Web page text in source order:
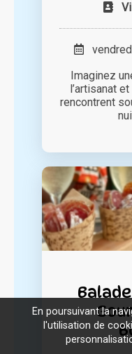
Imaginez
l’artisanat
rencontrent
En poursuivant la
l'utilisation de